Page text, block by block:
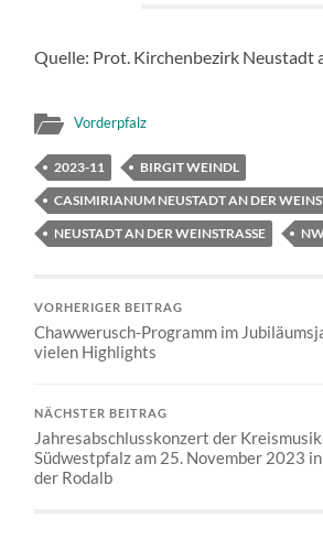
Quelle: Prot. Kirchenbezirk Neustadt
Vorderpfalz
2023-11
BIRGIT WEINDL
CASIMIRIANUM NEUSTADT AN DER
NEUSTADT AN DER WEINSTRASSE
VORHERIGER BEITRAG
Chawwerusch-Programm im
vielen Highlights
NÄCHSTER BEITRAG
Jahresabschlusskonzert der
Südwestpfalz am 25. November 2023
der Rodalb